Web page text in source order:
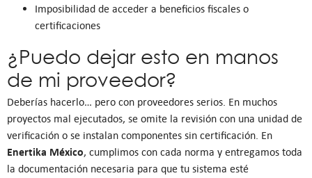
Imposibilidad de acceder a beneficios fiscales o
certificaciones
¿Puedo dejar esto en manos
de mi proveedor?
Deberías hacerlo… pero con proveedores serios. En muchos
proyectos mal ejecutados, se omite la revisión con una unidad de
verificación o se instalan componentes sin certificación. En
Enertika México, cumplimos con cada norma y entregamos toda
la documentación necesaria para que tu sistema esté